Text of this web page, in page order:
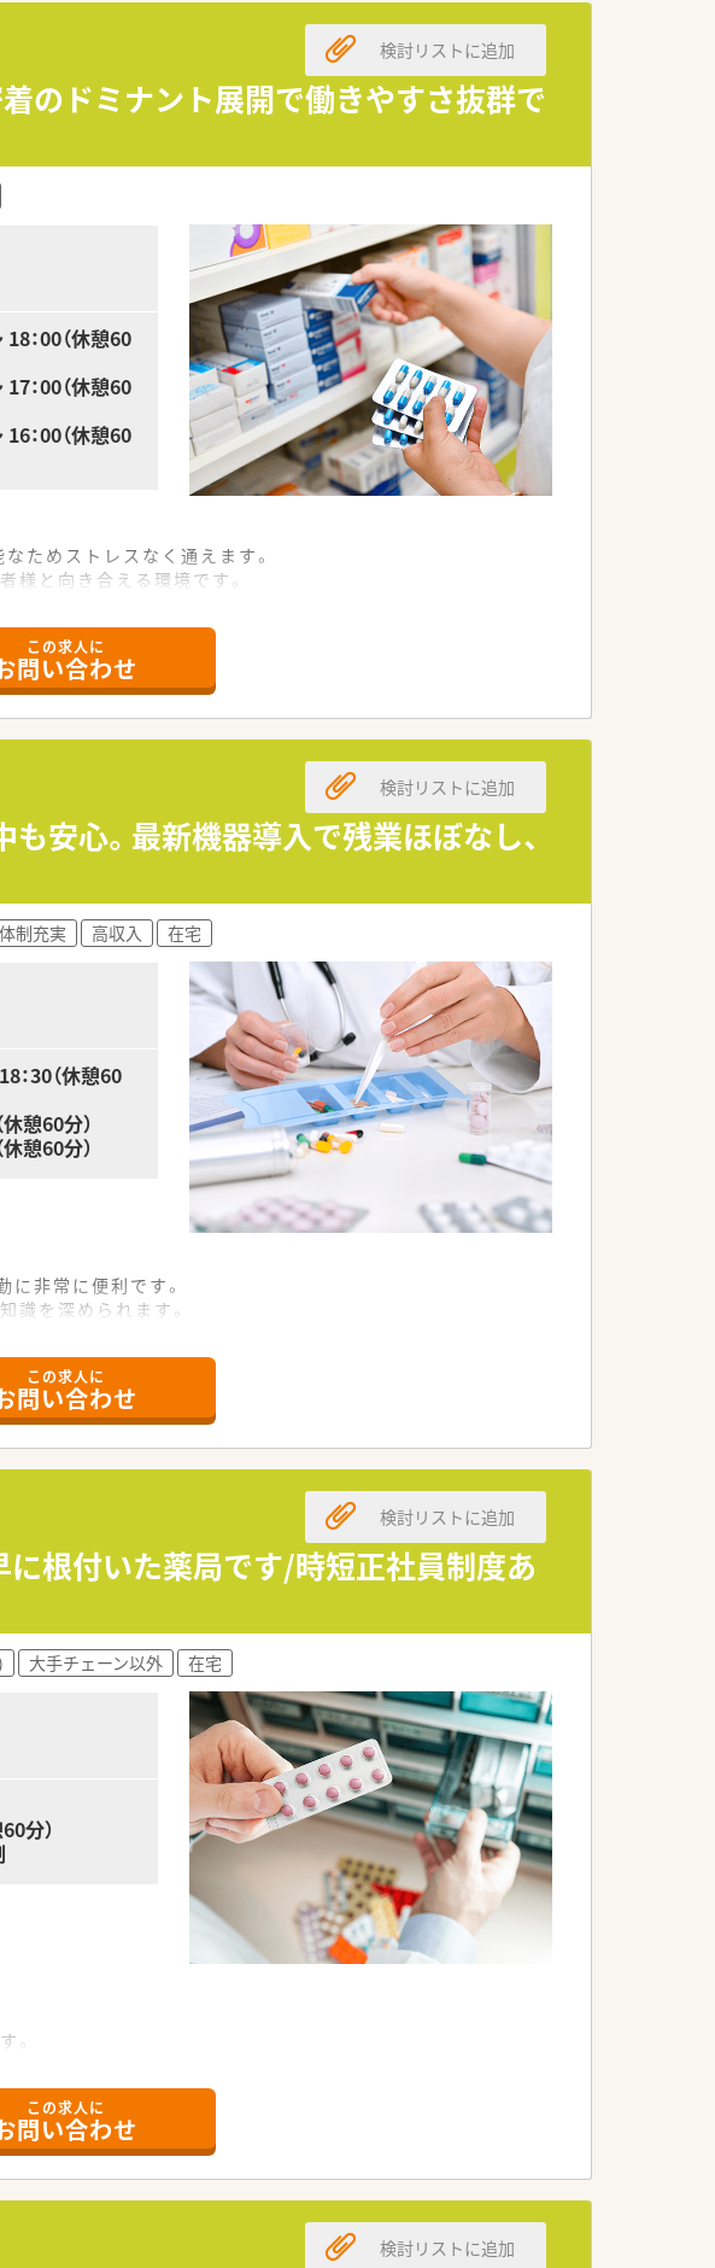
グループ薬局です。
くれる社風です。
クアップしています。
な働き方ができます。
できる求人です。
着のドミナント展開で働きやすさ抜群で
検討リストに追加
：00（休憩60
00（休憩60
00（休憩60
ためストレスなく通えます。
と向き合える環境です。
ける意欲的な方を歓迎しています。
アをスタートできる環境です。
として特に歓迎されています。
として深く貢献しています。
ービスの質を高めています。
する風土が根付いています。
可能な高待遇求人です。
も安心できる労働環境です。
助制度も用意されています。
この求人に
問い合わせ
安心。最新機器導入で残業ほぼなし、
検討リストに追加
制充実 高収入 在宅
：30（休憩60
憩60分）
憩60分）
非常に便利です。
を深められます。
ける方を歓迎します。
タートできる環境です。
迎されています。
献している法人です。
奨する風土があります。
スの質を高めています。
も安心できる環境です。
も可能な高待遇です。
助制度があります。
この求人に
問い合わせ
に根付いた薬局です/時短正社員制度あ
検討リストに追加
大手チェーン以外 在宅
分）
ています。
を歓迎します。
ます。
います。
この求人に
問い合わせ
検討リストに追加